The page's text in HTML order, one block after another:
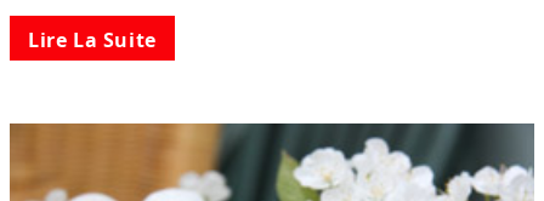
Lire La Suite